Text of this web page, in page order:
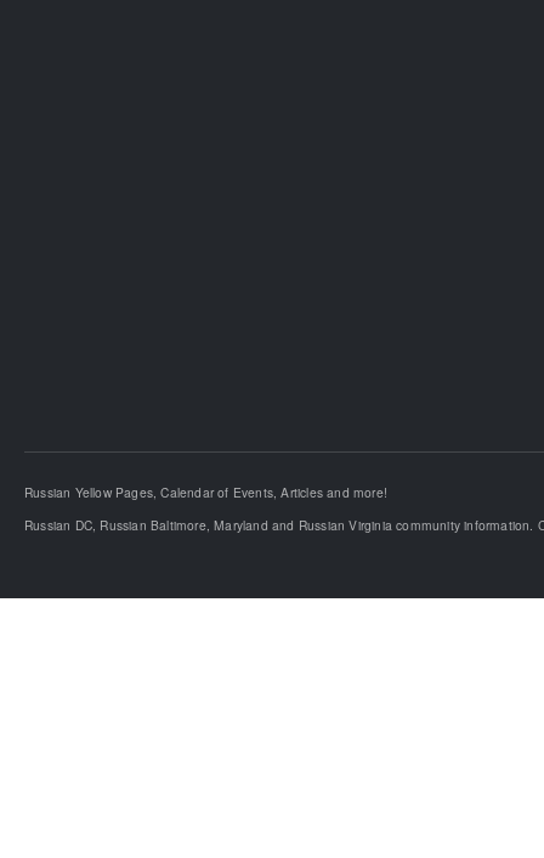
Russian Yellow Pages, Calendar of Events, Articles and more!
Russian DC, Russian Baltimore, Maryland and Russian Virginia community